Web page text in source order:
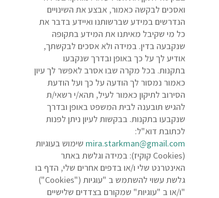
ואסכים לבקשה כאמור, אבצע את השינויים
הנדרשים במידע שברשותנו ואיידע בדבר את
כל מי שקיבל מאיתנו את המידע בתקופה
שנקבעה בדין. במידה ולא אסכים לבקשתך,
אודיע לך על כך באופן ובדרך שנקבעו
בתקנות. בכל מקרה שבו אסרב לאפשר לך עיון
כאמור נמסור לך הודעה על כך ועל הודעת
הסירוב לתיקון כאמור לעיל, תהא/י רשאי/ת
להגיש תובענה לבית המשפט באופן ובדרך
שנקבעו בתקנות. בבקשות לעיון ניתן לפנות
לכתובת דוא"ל:
mira.starkman@gmail.com שימוש בעוגיות
(Cookies קוקיז): במידה וגלשת באתר
האינטרנט שלי ו/או בדפים אחרים שלי, הדף בו
גלשת עשוי להשתמש ב "עוגיות ("Cookies")
"ו/או ב "עוגיות" שמקורם בצדדים שלישיים